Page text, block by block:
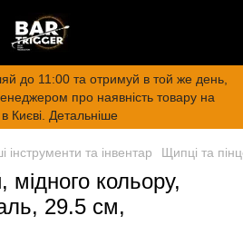
до 11:00 та отримуй в той же день,
про наявність товару на
в Києві. Детальніше
інструменти та інвентар Щипці та
мідного кольору,
29.5 см,